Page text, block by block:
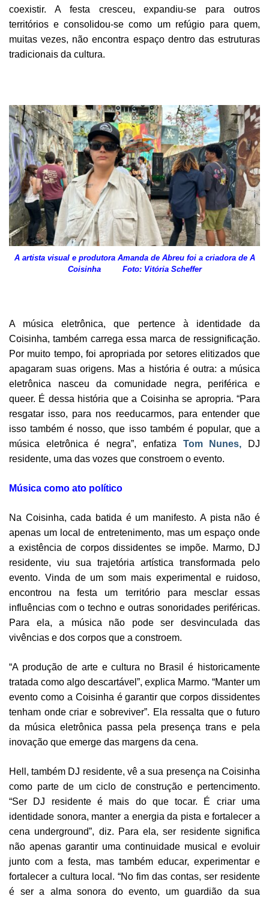
coexistir. A festa cresceu, expandiu-se para outros
territórios e consolidou-se como um refúgio para quem,
muitas vezes, não encontra espaço dentro das estruturas
tradicionais da cultura.
A artista visual e produtora Amanda de Abreu foi a criadora de A
Coisinha Foto: Vitória Scheffer
A música eletrônica, que pertence à identidade da
Coisinha, também carrega essa marca de ressignificação.
Por muito tempo, foi apropriada por setores elitizados que
apagaram suas origens. Mas a história é outra: a música
eletrônica nasceu da comunidade negra, periférica e
queer. É dessa história que a Coisinha se apropria. “Para
resgatar isso, para nos reeducarmos, para entender que
isso também é nosso, que isso também é popular, que a
música eletrônica é negra”, enfatiza Tom Nunes, DJ
residente, uma das vozes que constroem o evento.
Música como ato político
Na Coisinha, cada batida é um manifesto. A pista não é
apenas um local de entretenimento, mas um espaço onde
a existência de corpos dissidentes se impõe. Marmo, DJ
residente, viu sua trajetória artística transformada pelo
evento. Vinda de um som mais experimental e ruidoso,
encontrou na festa um território para mesclar essas
influências com o techno e outras sonoridades periféricas.
Para ela, a música não pode ser desvinculada das
vivências e dos corpos que a constroem.
“A produção de arte e cultura no Brasil é historicamente
tratada como algo descartável”, explica Marmo. “Manter um
evento como a Coisinha é garantir que corpos dissidentes
tenham onde criar e sobreviver”. Ela ressalta que o futuro
da música eletrônica passa pela presença trans e pela
inovação que emerge das margens da cena.
Hell, também DJ residente, vê a sua presença na Coisinha
como parte de um ciclo de construção e pertencimento.
“Ser DJ residente é mais do que tocar. É criar uma
identidade sonora, manter a energia da pista e fortalecer a
cena underground”, diz. Para ela, ser residente significa
não apenas garantir uma continuidade musical e evoluir
junto com a festa, mas também educar, experimentar e
fortalecer a cultura local. “No fim das contas, ser residente
é ser a alma sonora do evento, um guardião da sua